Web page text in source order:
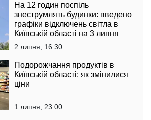
На 12 годин поспіль
знеструмлять будинки: введено
графіки відключень світла в
Київській області на 3 липня
2 липня, 16:30
Подорожчання продуктів в
Київській області: як змінилися
ціни
1 липня, 23:00